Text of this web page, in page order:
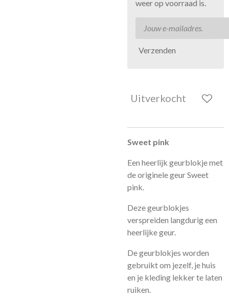
weer op voorraad is.
Verzenden
Uitverkocht
Sweet pink
Een heerlijk geurblokje met
de originele geur Sweet
pink.
Deze geurblokjes
verspreiden langdurig een
heerlijke geur.
De geurblokjes worden
gebruikt om jezelf, je huis
en je kleding lekker te laten
ruiken.